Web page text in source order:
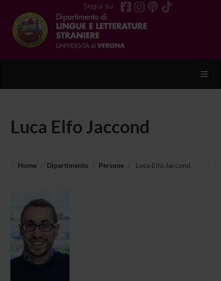
Segui su
Luca Elfo Jaccond
Home Dipartimento Persone Luca Elfo Jaccond